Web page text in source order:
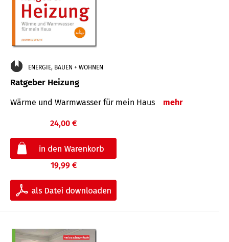
ENERGIE, BAUEN + WOHNEN
Ratgeber Heizung
Wärme und Warmwasser für mein Haus mehr
24,00 €
19,99 €